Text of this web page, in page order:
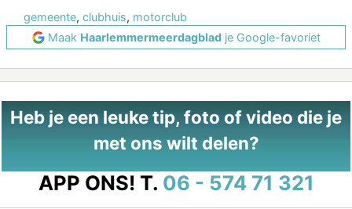
gemeente, clubhuis, motorclub
Maak Haarlemmermeerdagbladje Google-favoriet
Heb je een leuke tip, foto of video die je
met ons wilt delen?
APP ONS! T. 06 - 574 71 321